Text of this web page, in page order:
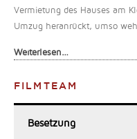
Vermietung des Hauses am
Umzug heranrückt, umso
Weiterlesen…
FILMTEAM
Besetzung